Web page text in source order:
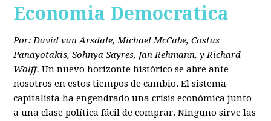
Economia Democratica
Por: David van Arsdale, Michael McCabe, Costas
Panayotakis, Sohnya Sayres, Jan Rehmann, y Richard
Wolff. Un nuevo horizonte histórico se abre ante
nosotros en estos tiempos de cambio. El sistema
capitalista ha engendrado una crisis económica junto
a una clase política fácil de comprar. Ninguno sirve las